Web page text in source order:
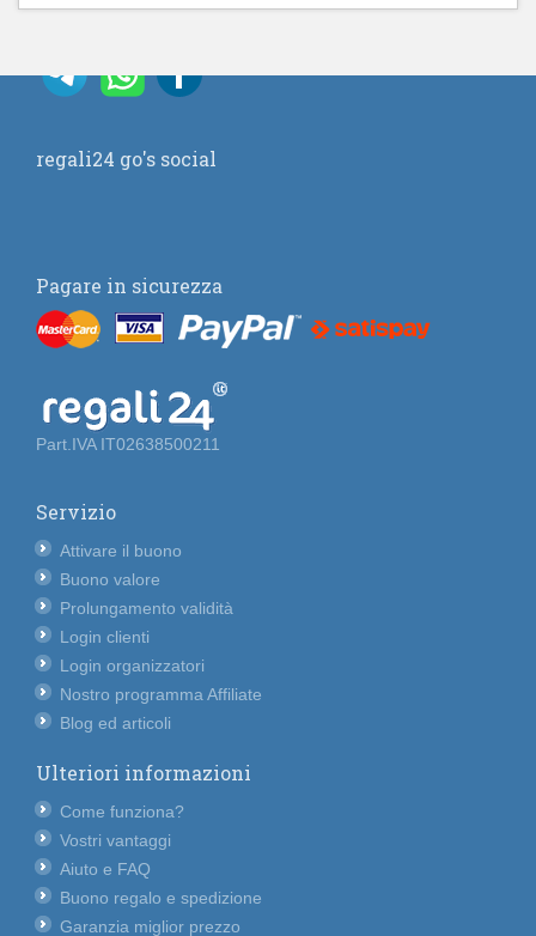
regali24 go's social
Pagare in sicurezza
Part.IVA IT02638500211
Servizio
Attivare il buono
Buono valore
Prolungamento validità
Login clienti
Login organizzatori
Nostro programma Affiliate
Blog ed articoli
Ulteriori informazioni
Come funziona?
Vostri vantaggi
Aiuto e FAQ
Buono regalo e spedizione
Garanzia miglior prezzo